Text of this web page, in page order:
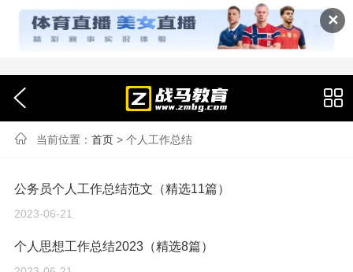
✕
当前位置：首页 > 个人工作总结
公务员个人工作总结范文（精选11篇）
2023-06-21
个人思想工作总结2023（精选8篇）